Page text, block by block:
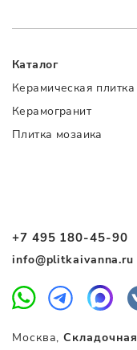
+7 495 180-45-90
info@plitkaivanna.ru
Москва,
Каталог
Керамическая плитка
Керамогранит
Плитка мозаика